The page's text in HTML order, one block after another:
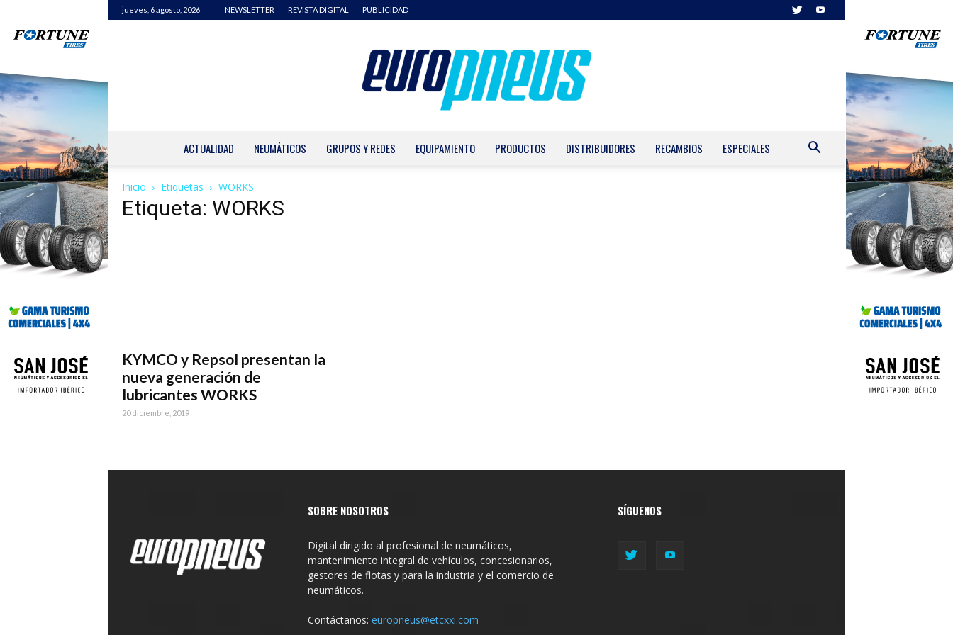
jueves, 6 agosto, 2026 NEWSLETTER REVISTA DIGITAL PUBLICIDAD
ACTUALIDAD NEUMÁTICOS GRUPOS Y REDES EQUIPAMIENTO PRODUCTOS DISTRIBUIDORES RECAMBIOS ESPECIALES
Inicio Etiquetas WORKS
Etiqueta: WORKS
KYMCO y Repsol presentan la
nueva generación de
lubricantes WORKS
20 diciembre, 2019
SOBRE NOSOTROS
Digital dirigido al profesional de neumáticos,
mantenimiento integral de vehículos, concesionarios,
gestores de flotas y para la industria y el comercio de
neumáticos.
Contáctanos: europneus@etcxxi.com
SÍGUENOS